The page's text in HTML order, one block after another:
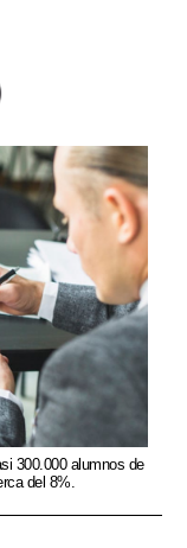
300.000 alumnos de
del 8%.